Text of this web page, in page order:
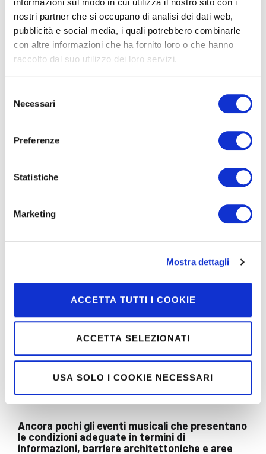
informazioni sul modo in cui utilizza il nostro sito con i
nostri partner che si occupano di analisi dei dati web,
pubblicità e social media, i quali potrebbero combinarle
con altre informazioni che ha fornito loro o che hanno
raccolto dal suo utilizzo dei loro servizi.
delNecessari
Preferenze
Statistiche
Marketing
Mostra dettagli
ACCETTA TUTTI I COOKIE
ACCETTA SELEZIONATI
USA SOLO I COOKIE NECESSARI
Io tengo giù entrambe le mani e fingo indifferenza alla
domanda.Ogni volta che azzardo l’idea di
partecipare a qualche concerto è una lotta
continua: dall’acquisto dei biglietti, all’accessibilità della
Si trasforma quasi sempre in un percorso ad ostacoli e la
vittoria non è mai scontata. È capitato poco tempo fa,
chiudendo l’anno in un concerto dei Subsonica in piazza
“sicura” non permette mai di vivere l’evento in mezzo agli
hai pagato il biglietto.
Ancora pochi gli eventi musicali che presentano
le condizioni adeguate in termini di
informazioni, barriere architettoniche e aree